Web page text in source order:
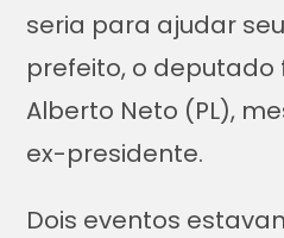
seria para ajudar
prefeito, o
Alberto Neto (PL),
ex-presidente.
Dois eventos